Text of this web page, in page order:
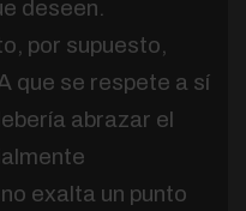
deseen.
por supuesto,
que se respete a sí
abrazar el
exalta un punto